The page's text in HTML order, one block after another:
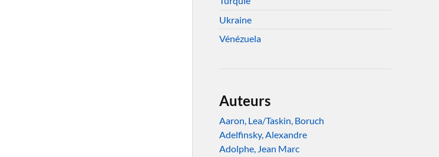
Ukraine
Vénézuela
Auteurs
Aaron, Lea/Taskin, Boruch
Adelfinsky, Alexandre
Adolphe, Jean Marc